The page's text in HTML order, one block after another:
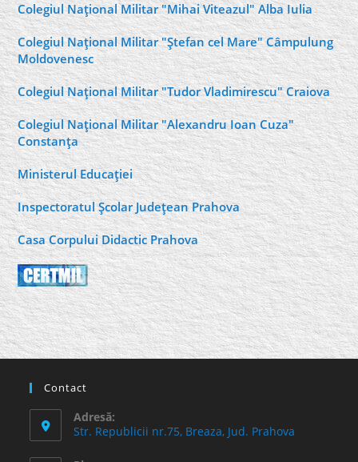
Colegiul Naţional Militar "Mihai Viteazul" Alba Iulia
Colegiul Naţional Militar "Ştefan cel Mare" Câmpulung
Moldovenesc
Colegiul Naţional Militar "Tudor Vladimirescu" Craiova
Colegiul Naţional Militar "Alexandru Ioan Cuza"
Constanţa
Ministerul Educaţiei
Inspectoratul Şcolar Judeţean Prahova
Casa Corpului Didactic Prahova
Contact
Adresă:
Str. Republicii nr.75, Breaza, Jud. Prahova